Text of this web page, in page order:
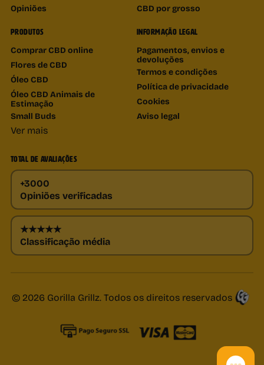
Opiniões
CBD por grosso
PRODUTOS
Comprar CBD online
Flores de CBD
Óleo CBD
Óleo CBD Animais de
Estimação
Small Buds
Ver mais
INFORMAÇÃO LEGAL
Pagamentos, envios e
devoluções
Termos e condições
Política de privacidade
Cookies
Aviso legal
TOTAL DE AVALIAÇÕES
+3000
Opiniões verificadas
★★★★★
Classificação média
© 2026 Gorilla Grillz. Todos os direitos reservados